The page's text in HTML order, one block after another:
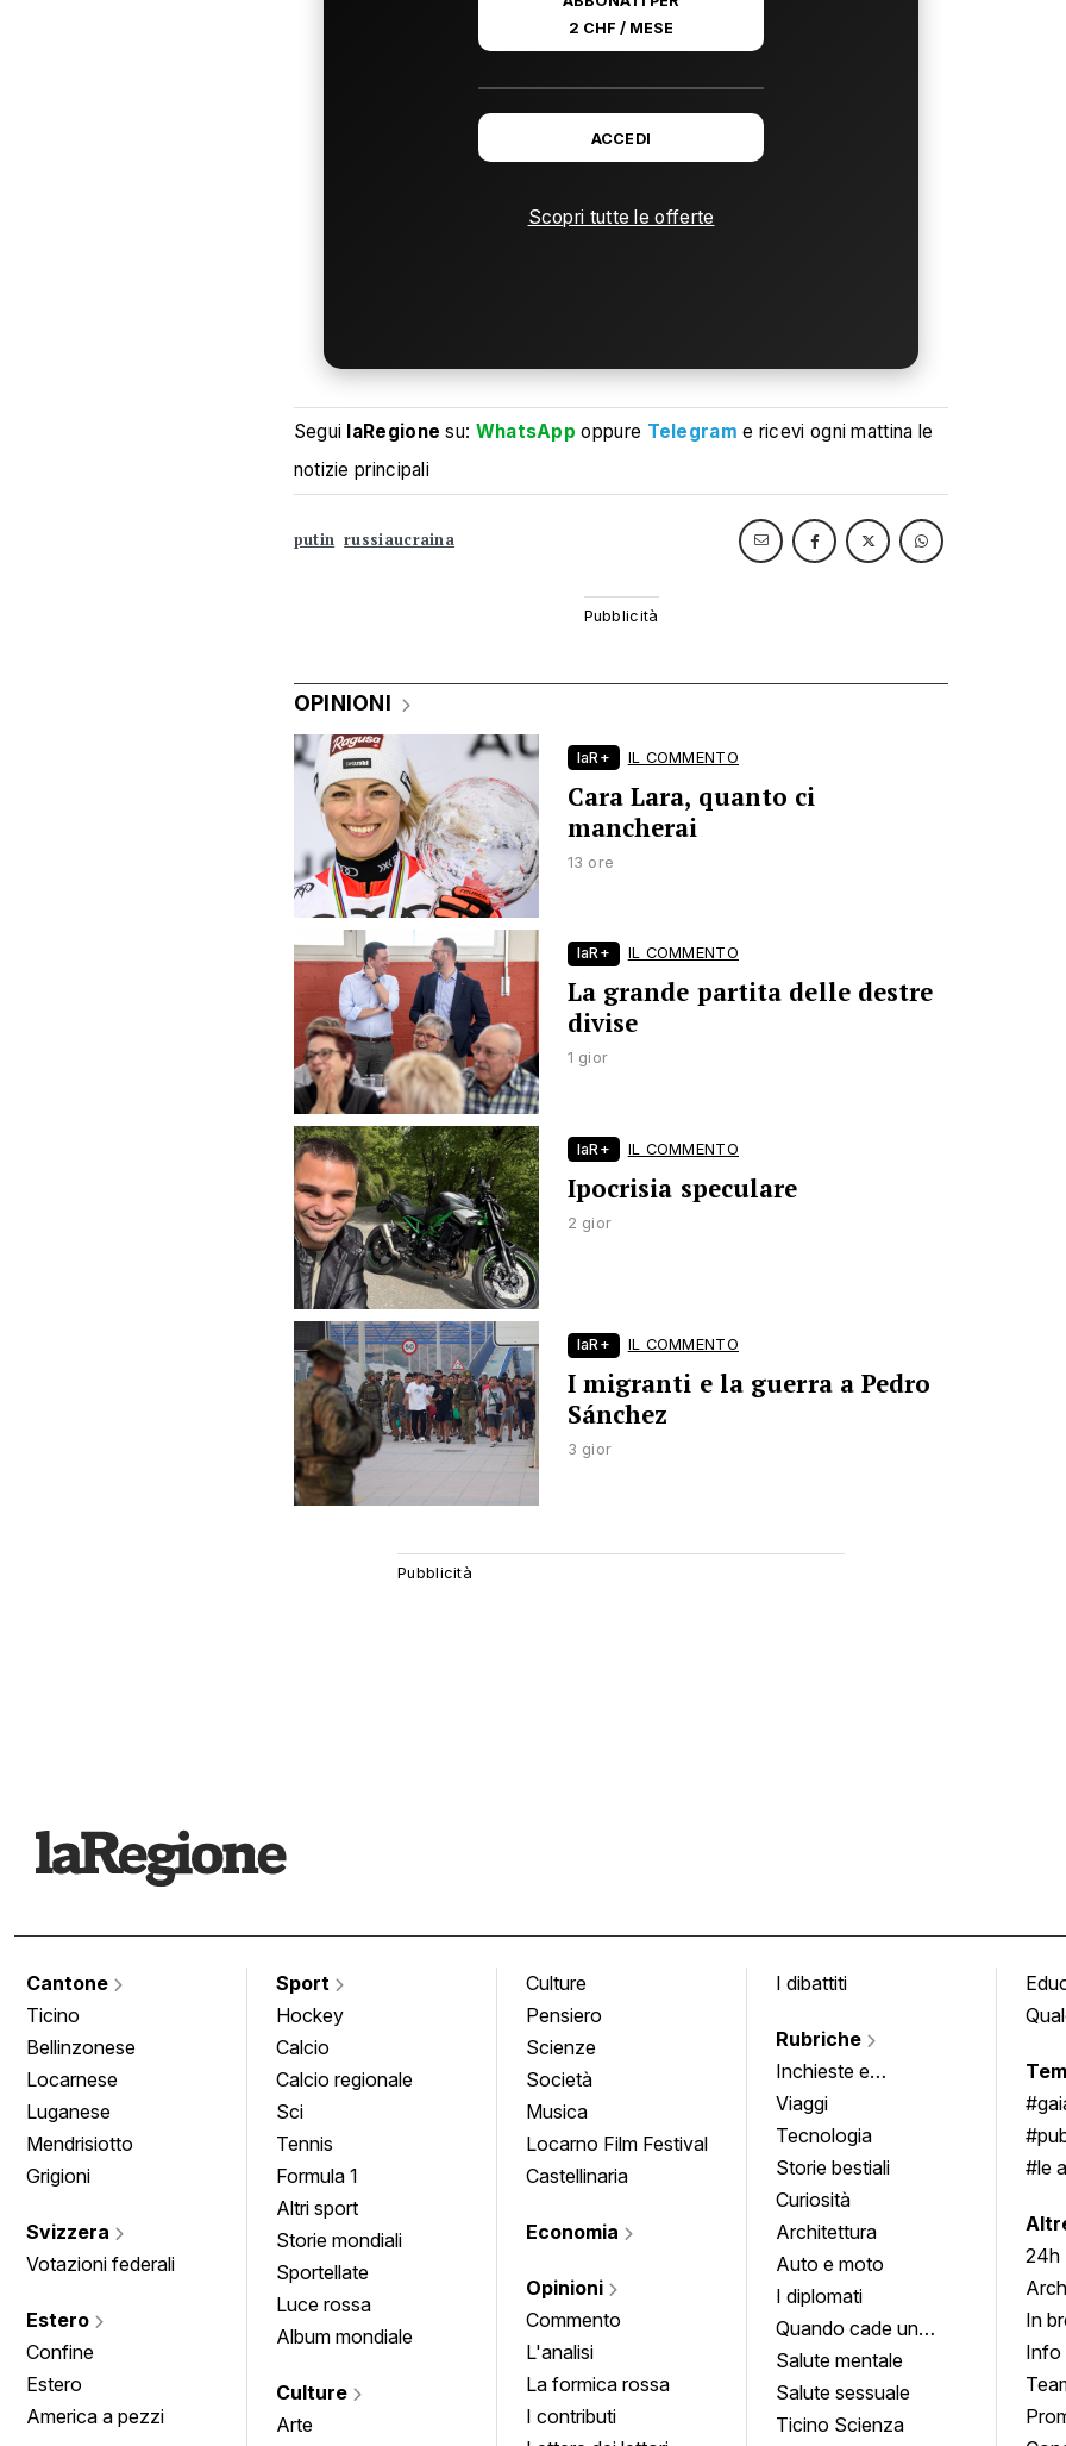
2 CHF / MESE
ACCEDI
Scopri tutte le offerte
Segui laRegione su: WhatsApp oppure Telegram e ricevi ogni mattina le
notizie principali
putin russiaucraina
OPINIONI
laR+ IL COMMENTO
Cara Lara, quanto ci
mancherai
13 ore
laR+ IL COMMENTO
La grande partita delle destre
divise
1 gior
laR+ IL COMMENTO
Ipocrisia speculare
2 gior
laR+ IL COMMENTO
I migranti e la guerra a Pedro
Sánchez
3 gior
Cantone
Ticino
Bellinzonese
Locarnese
Luganese
Mendrisiotto
Grigioni
Svizzera
Votazioni federali
Estero
Confine
Estero
America a pezzi
Sport
Hockey
Calcio
Calcio regionale
Sci
Tennis
Formula 1
Altri sport
Storie mondiali
Sportellate
Luce rossa
Album mondiale
Culture
Arte
Culture
Pensiero
Scienze
Società
Musica
Locarno Film Festival
Castellinaria
Economia
Opinioni
Commento
L'analisi
La formica rossa
I contributi
I dibattiti
Rubriche
Inchieste e
approfondimenti
Viaggi
Tecnologia
Storie bestiali
Curiosità
Architettura
Auto e moto
I diplomati
Quando cade un
quadro
Salute mentale
Salute sessuale
Ticino Scienza
#le
24h
In
Info